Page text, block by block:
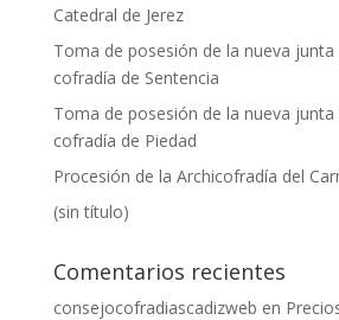
Catedral de Jerez
Toma de posesión de la nueva
cofradía de Sentencia
Toma de posesión de la nueva
cofradía de Piedad
Procesión de la Archicofradía del
(sin título)
Comentarios recientes
consejocofradiascadizweb en